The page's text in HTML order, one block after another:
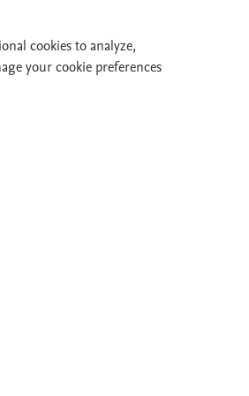
cookies to analyze,
your cookie preferences